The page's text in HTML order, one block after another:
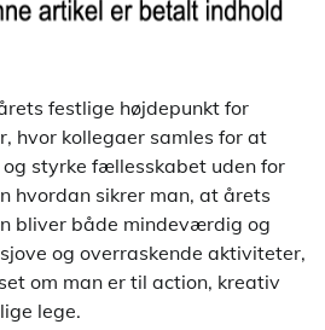
festlige højdepunkt for
hvor kollegaer samles for at
styrke fællesskabet uden for
hvordan sikrer man, at årets
bliver både mindeværdig og
og overraskende aktiviteter,
om man er til action, kreativ
lege.